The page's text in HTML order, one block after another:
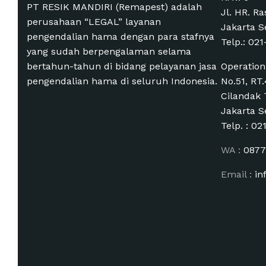
PT RESIK MANDIRI (Remapest) adalah
perusahaan “LEGAL” layanan
pengendalian hama dengan para stafnya
yang sudah berpengalaman selama
bertahun-tahun di bidang pelayanan jasa
pengendalian hama di seluruh Indonesia.
Jl. HR.
Jakarta
Telp.:
No.51,
Cilandak
Jakarta
Telp. :
WA :
Email :